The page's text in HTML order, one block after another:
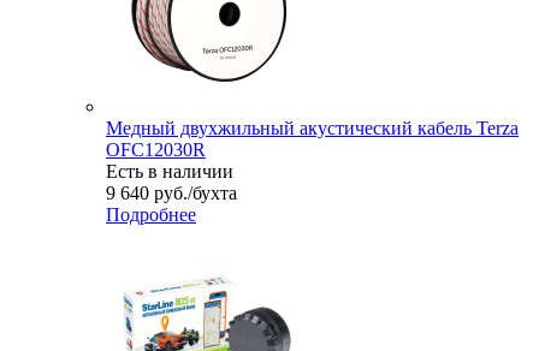
Медный двухжильный акустический кабель Terza
OFC12030R
Есть в наличии
9 640 руб./бухта
Подробнее